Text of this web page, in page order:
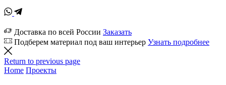
Доставка по всей России Заказать
Подберем материал под ваш интерьер Узнать подробнее
Return to previous page
Home Проекты